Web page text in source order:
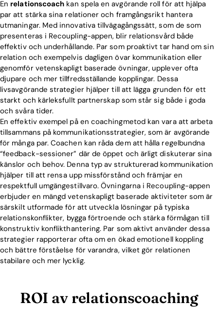
En relationscoach kan spela en avgörande roll för att hjälpa
par att stärka sina relationer och framgångsrikt hantera
utmaningar. Med innovativa tillvägagångssätt, som de som
presenteras i Recoupling-appen, blir relationsvård både
effektiv och underhållande. Par som proaktivt tar hand om sin
relation och exempelvis dagligen övar kommunikation eller
genomför vetenskapligt baserade övningar, upplever ofta
djupare och mer tillfredsställande kopplingar. Dessa
livsavgörande strategier hjälper till att lägga grunden för ett
starkt och kärleksfullt partnerskap som står sig både i goda
och svåra tider.
En effektiv exempel på en coachingmetod kan vara att arbeta
tillsammans på kommunikationsstrategier, som är avgörande
för många par. Coachen kan råda dem att hålla regelbundna
“feedback-sessioner” där de öppet och ärligt diskuterar sina
känslor och behov. Denna typ av strukturerad kommunikation
hjälper till att rensa upp missförstånd och främjar en
respektfull umgängestillvaro. Övningarna i Recoupling-appen
erbjuder en mängd vetenskapligt baserade aktiviteter som är
särskilt utformade för att utveckla lösningar på typiska
relationskonflikter, bygga förtroende och stärka förmågan till
konstruktiv konflikthantering. Par som aktivt använder dessa
strategier rapporterar ofta om en ökad emotionell koppling
och bättre förståelse för varandra, vilket gör relationen
stabilare och mer lycklig.
ROI av relationscoaching